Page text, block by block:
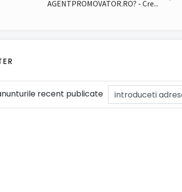
AGENTPROMOVATOR.RO? - Cre...
recent publicate